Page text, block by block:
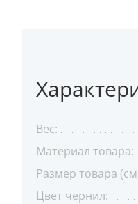
Вес:
Материал товара:
Размер товара
Цвет чернил: